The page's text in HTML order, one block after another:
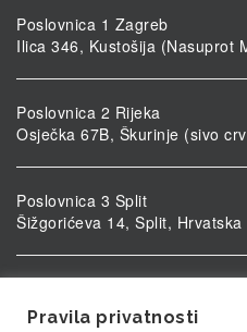
Poslovnica 1 Zagreb
Ilica 346, Kustošija (Nasuprot
Poslovnica 2 Rijeka
Osječka 67B, Škurinje (sivo
Poslovnica 3 Split
Šižgorićeva 14, Split, Hrvatska
Ulica kardinala Alojzija
Pravila privatnosti